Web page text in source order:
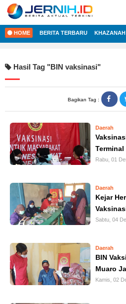
HOME
NASIONAL
INTERNASIONAL
EKOBIS
POLITIK
KRIMINAL
KHAZANAH
ADVERTORIAL
FOTO
VIDEO
JAMBI
CAKRAWALA
HEALTH
PROPERTY
LIFESTYLE
ENTREPRENEURSHIP
2022
JERNIH.ID
•
Developed
HOME BERITA TERBARU
Hasil Tag "BIN vaksinasi"
Bagikan Tag :
Daerah
Terminal
Target
Rabu, 01
Daerah
Kejar
Ulum
Sabtu, 04
Daerah
BIN
Muaro
Kamis, 02